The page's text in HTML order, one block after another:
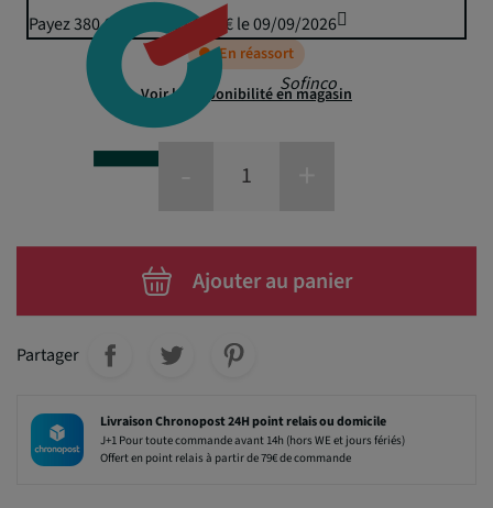
Sofinco
Payez 380,94 € puis 374,50 € le 09/09/2026
En réassort
Voir la disponibilité en magasin
Ajouter au panier
Partager
Livraison Chronopost 24H point relais ou domicile
J+1 Pour toute commande avant 14h (hors WE et jours fériés)
Offert en point relais à partir de 79€ de commande